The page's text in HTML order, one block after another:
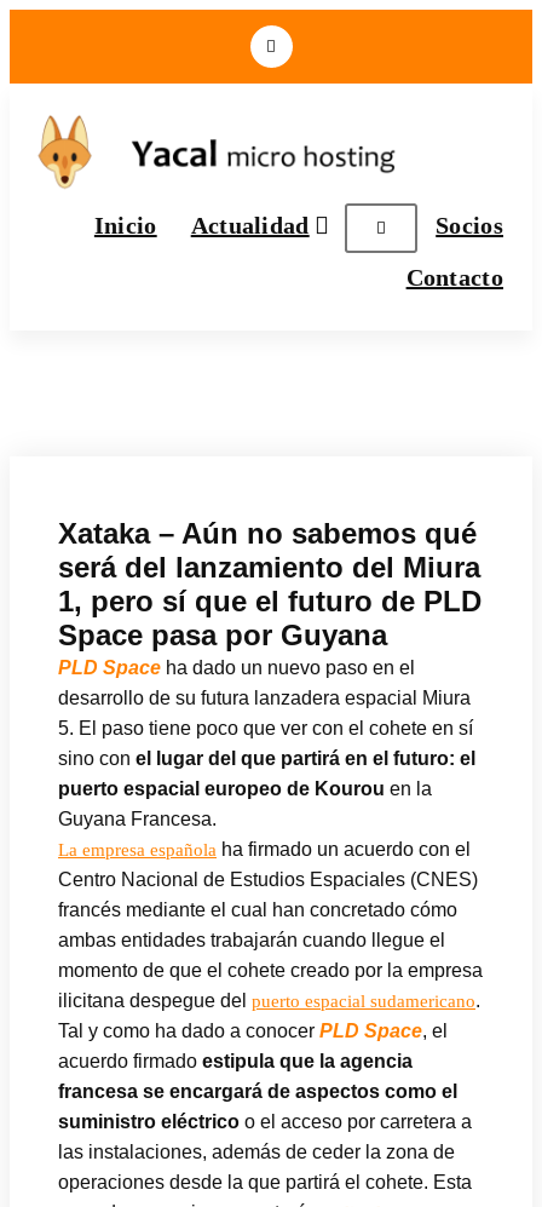
Inicio Actualidad
Socios
Contacto
Xataka – Aún no sabemos qué
será del lanzamiento del Miura
1, pero sí que el futuro de PLD
Space pasa por Guyana
PLD Space ha dado un nuevo paso en el
desarrollo de su futura lanzadera espacial Miura
5. El paso tiene poco que ver con el cohete en sí
sino con el lugar del que partirá en el futuro: el
puerto espacial europeo de Kourou en la
Guyana Francesa.
La empresa española ha firmado un acuerdo con el
Centro Nacional de Estudios Espaciales (CNES)
francés mediante el cual han concretado cómo
ambas entidades trabajarán cuando llegue el
momento de que el cohete creado por la empresa
ilicitana despegue del puerto espacial sudamericano.
Tal y como ha dado a conocer PLD Space, el
acuerdo firmado estipula que la agencia
francesa se encargará de aspectos como el
suministro eléctrico o el acceso por carretera a
las instalaciones, además de ceder la zona de
operaciones desde la que partirá el cohete. Esta